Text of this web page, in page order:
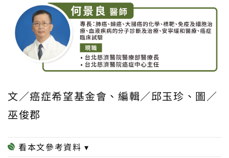
文／癌症希望基金會、編輯／邱玉珍、圖／
巫俊郡